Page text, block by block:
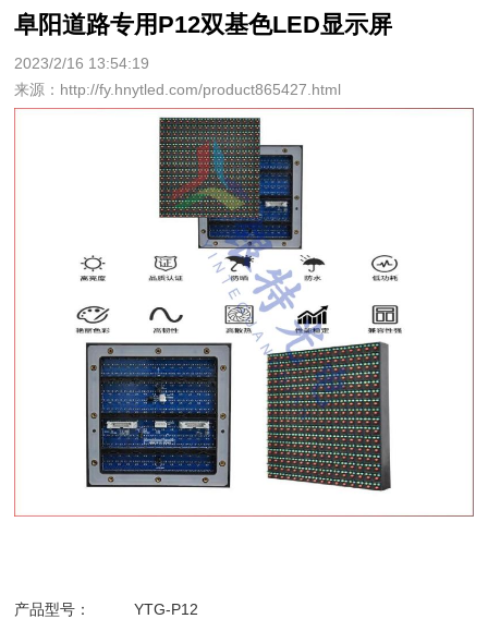
阜阳道路专用P12双基色LED显示屏
2023/2/16 13:54:19
来源：http://fy.hnytled.com/product865427.html
产品型号： YTG-P12